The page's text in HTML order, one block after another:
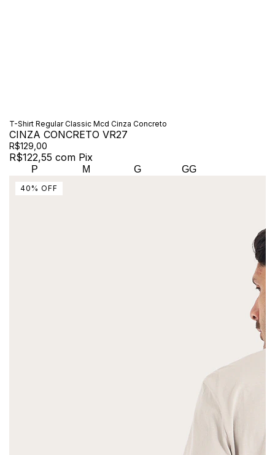
T-Shirt Regular Classic Mcd Cinza Concreto
CINZA CONCRETO VR27
R$129,00
R$122,55 com Pix
P M G GG
40 % OFF